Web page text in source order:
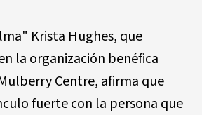
Krista Hughes, que
la organización benéfica
Centre, afirma que
fuerte con la persona que